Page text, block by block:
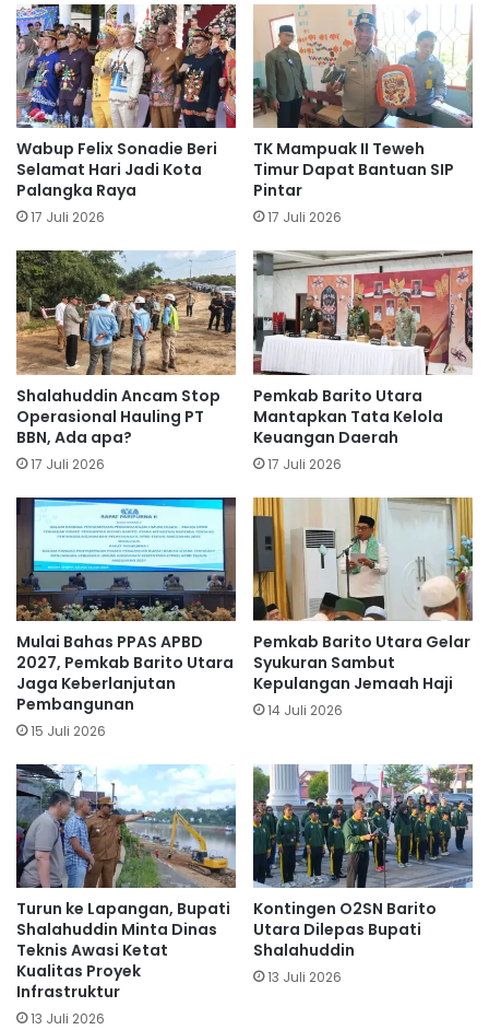
Wabup Felix Sonadie Beri
Selamat Hari Jadi Kota
Palangka Raya
17 Juli 2026
TK Mampuak II Teweh
Timur Dapat Bantuan SIP
Pintar
17 Juli 2026
Shalahuddin Ancam Stop
Operasional Hauling PT
BBN, Ada apa?
17 Juli 2026
Pemkab Barito Utara
Mantapkan Tata Kelola
Keuangan Daerah
17 Juli 2026
Mulai Bahas PPAS APBD
2027, Pemkab Barito Utara
Jaga Keberlanjutan
Pembangunan
15 Juli 2026
Pemkab Barito Utara Gelar
Syukuran Sambut
Kepulangan Jemaah Haji
14 Juli 2026
Turun ke Lapangan, Bupati
Shalahuddin Minta Dinas
Teknis Awasi Ketat
Kualitas Proyek
Infrastruktur
13 Juli 2026
Kontingen O2SN Barito
Utara Dilepas Bupati
Shalahuddin
13 Juli 2026